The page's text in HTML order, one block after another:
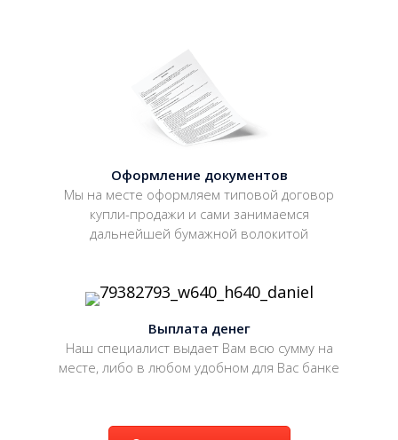
Оформление документов
Мы на месте оформляем типовой договор
купли-продажи и сами занимаемся
дальнейшей бумажной волокитой
Выплата денег
Наш специалист выдает Вам всю сумму на
месте, либо в любом удобном для Вас банке